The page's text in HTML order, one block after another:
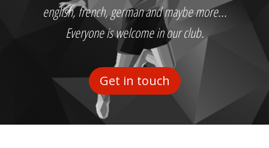
english, french, german and maybe more...
Everyone is welcome in our club.
Get in touch